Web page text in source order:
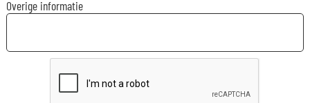
Overige informatie